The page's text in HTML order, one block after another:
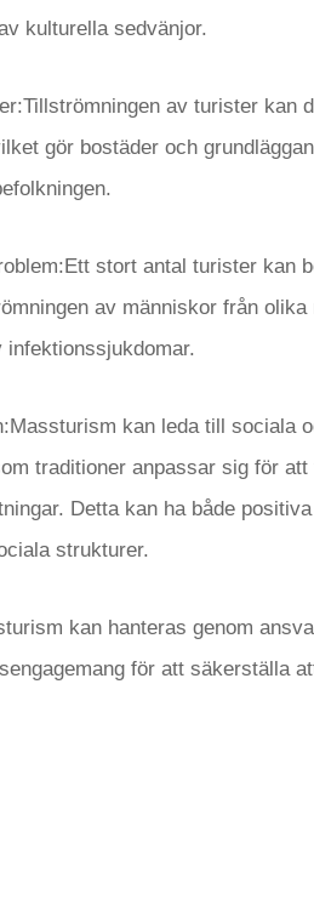
kulturella sedvänjor.
av turister kan
gör bostäder och
stort antal turister kan
av människor från
kan leda till sociala
traditioner anpassar sig för
Detta kan ha både
strukturer.
kan hanteras genom
för att säkerställa